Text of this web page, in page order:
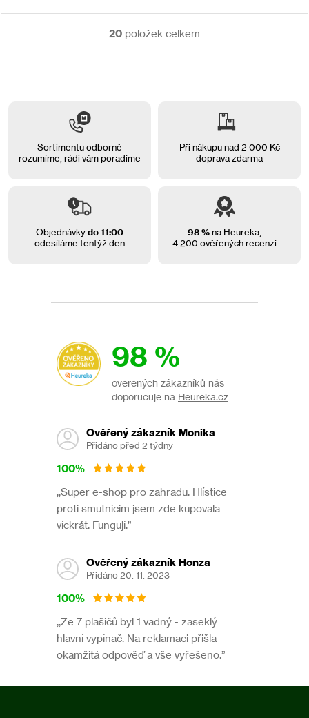
O
20 položek celkem
Sortimentu odborně
rozumíme, rádi vámporadíme
Při nákupu nad 2 000 Kč
doprava zdarma
Objednávkydo 11:00
odesíláme tentýž den
98 %na Heureka,
4 200 ověřených recenzí
98 %
ověřených zákazníků nás
doporučuje na Heureka.cz
Ověřený zákazník Monika
Přidáno před 2 týdny
100%
,,Super e-shop pro zahradu. Hlístice
proti smutnicim jsem zde kupovala
víckrát. Fungují.”
Ověřený zákazník Honza
Přidáno 20. 11. 2023
100%
,,Ze 7 plašičů byl 1 vadný - zaseklý
hlavní vypínač. Na reklamaci přišla
okamžitá odpověď a vše vyřešeno.”